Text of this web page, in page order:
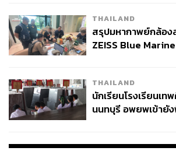
THAILAND
สรุปมหากาพย์กล้อง
ZEISS Blue
จ่ายหนี้-แอบระบุแบร
THAILAND
นักเรียนโรงเรียนเท
นนทบุรี อพยพเข้ายั